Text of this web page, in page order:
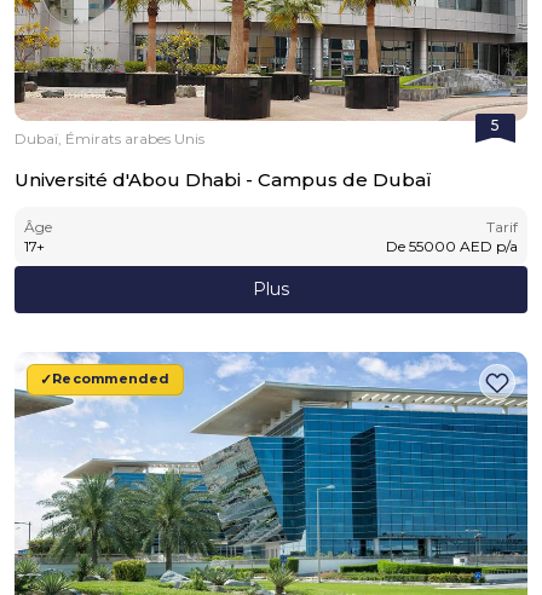
5
Dubaï, Émirats arabes Unis
Université d'Abou Dhabi - Campus de Dubaï
Âge
17+
Tarif
De 55000 AED p/a
Plus
Recommended